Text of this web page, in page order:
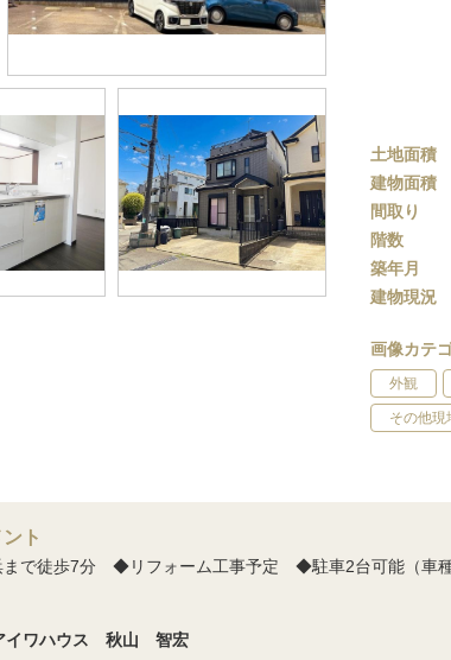
土地面積
建物面積
間取り
階数
築年月
建物現況
画像カテ
外観
その他現
ト
まで徒歩7分 ◆リフォーム工事予定 ◆駐車2台可能（車
イワハウス 秋山 智宏